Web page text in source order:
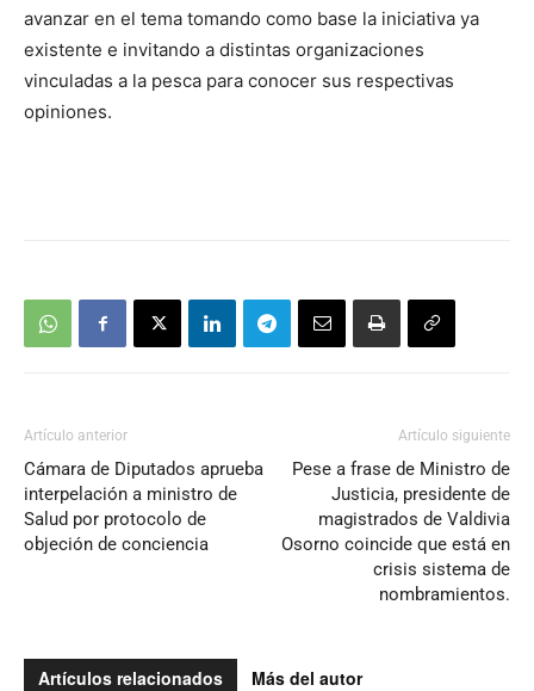
avanzar en el tema tomando como base la iniciativa ya
existente e invitando a distintas organizaciones
vinculadas a la pesca para conocer sus respectivas
opiniones.
Artículo anterior
Cámara de Diputados aprueba
interpelación a ministro de
Salud por protocolo de
objeción de conciencia
Artículo siguiente
Pese a frase de Ministro de
Justicia, presidente de
magistrados de Valdivia
Osorno coincide que está en
crisis sistema de
nombramientos.
Artículos relacionados Más del autor